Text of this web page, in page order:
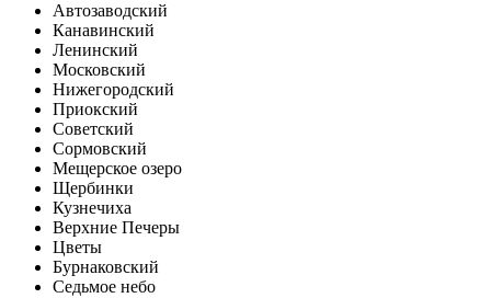
Автозаводский
Канавинский
Ленинский
Московский
Нижегородский
Приокский
Советский
Сормовский
Мещерское озеро
Щербинки
Кузнечиха
Верхние Печеры
Цветы
Бурнаковский
Седьмое небо